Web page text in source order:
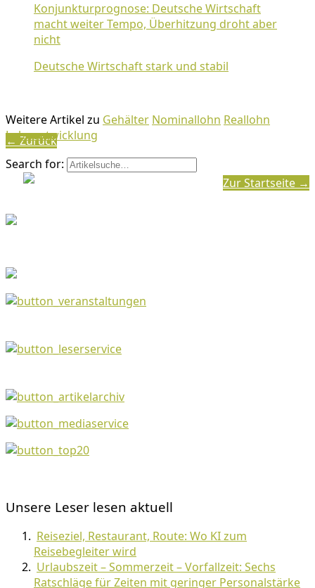
Konjunkturprognose: Deutsche Wirtschaft
macht weiter Tempo, Überhitzung droht aber
nicht
Deutsche Wirtschaft stark und stabil
Weitere Artikel zu Gehälter Nominallohn Reallohn
Lohnentwicklung
Zur Startseite →
← Zurück
Search for:
Unsere Leser lesen aktuell
Reiseziel, Restaurant, Route: Wo KI zum
Reisebegleiter wird
Urlaubszeit – Sommerzeit – Vorfallzeit: Sechs
Ratschläge für Zeiten mit geringer Personalstärke